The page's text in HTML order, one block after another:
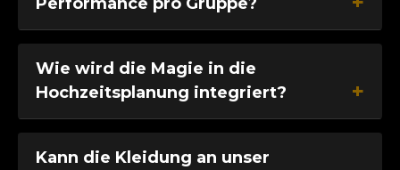
Wie wird die Magie in die
Hochzeitsplanung integriert?
Kann die Kleidung an unser